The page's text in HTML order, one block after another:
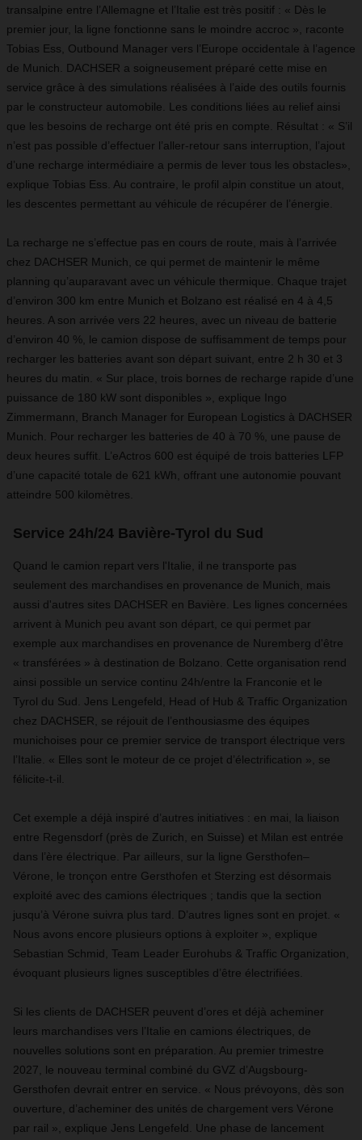
transalpine entre l’Allemagne et l’Italie est très positif : « Dès le
premier jour, la ligne fonctionne sans le moindre accroc », raconte
Tobias Ess, Outbound Manager vers l’Europe occidentale à l’agence
de Munich. DACHSER a soigneusement préparé cette mise en
service grâce à des simulations réalisées à l’aide des outils fournis
par le constructeur automobile. Les conditions liées au relief ainsi
que les besoins de recharge ont été pris en compte. Résultat : « S’il
n’est pas possible d’effectuer l’aller-retour sans interruption, l’ajout
d’une recharge intermédiaire a permis de lever tous les obstacles»,
explique Tobias Ess. Au contraire, le profil alpin constitue un atout,
les descentes permettant au véhicule de récupérer de l’énergie.
La recharge ne s’effectue pas en cours de route, mais à l’arrivée
chez DACHSER Munich, ce qui permet de maintenir le même
planning qu’auparavant avec un véhicule thermique. Chaque trajet
d’environ 300 km entre Munich et Bolzano est réalisé en 4 à 4,5
heures. A son arrivée vers 22 heures, avec un niveau de batterie
d’environ 40 %, le camion dispose de suffisamment de temps pour
recharger les batteries avant son départ suivant, entre 2 h 30 et 3
heures du matin. « Sur place, trois bornes de recharge rapide d’une
puissance de 180 kW sont disponibles », explique Ingo
Zimmermann, Branch Manager for European Logistics à DACHSER
Munich. Pour recharger les batteries de 40 à 70 %, une pause de
deux heures suffit. L’eActros 600 est équipé de trois batteries LFP
d’une capacité totale de 621 kWh, offrant une autonomie pouvant
atteindre 500 kilomètres.
Service 24h/24 Bavière-Tyrol du Sud
Quand le camion repart vers l'Italie, il ne transporte pas
seulement des marchandises en provenance de Munich, mais
aussi d'autres sites DACHSER en Bavière. Les lignes concernées
arrivent à Munich peu avant son départ, ce qui permet par
exemple aux marchandises en provenance de Nuremberg d'être
« transférées » à destination de Bolzano. Cette organisation rend
ainsi possible un service continu 24h/entre la Franconie et le
Tyrol du Sud. Jens Lengefeld, Head of Hub & Traffic Organization
chez DACHSER, se réjouit de l’enthousiasme des équipes
munichoises pour ce premier service de transport électrique vers
l’Italie. « Elles sont le moteur de ce projet d’électrification », se
félicite-t-il.
Cet exemple a déjà inspiré d’autres initiatives : en mai, la liaison
entre Regensdorf (près de Zurich, en Suisse) et Milan est entrée
dans l’ère électrique. Par ailleurs, sur la ligne Gersthofen–
Vérone, le tronçon entre Gersthofen et Sterzing est désormais
exploité avec des camions électriques ; tandis que la section
jusqu’à Vérone suivra plus tard. D’autres lignes sont en projet. «
Nous avons encore plusieurs options à exploiter », explique
Sebastian Schmid, Team Leader Eurohubs & Traffic Organization,
évoquant plusieurs lignes susceptibles d’être électrifiées.
Si les clients de DACHSER peuvent d’ores et déjà acheminer
leurs marchandises vers l’Italie en camions électriques, de
nouvelles solutions sont en préparation. Au premier trimestre
2027, le nouveau terminal combiné du GVZ d’Augsbourg-
Gersthofen devrait entrer en service. « Nous prévoyons, dès son
ouverture, d’acheminer des unités de chargement vers Vérone
par rail », explique Jens Lengefeld. Une phase de lancement